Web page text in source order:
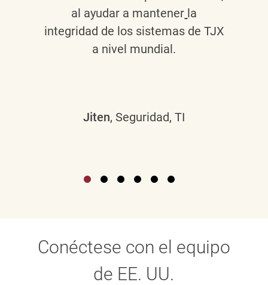
al ayudar a mantener la
integridad de los sistemas de TJX
a nivel mundial.
Jiten, Seguridad, TI
Conéctese con el equipo
de EE. UU.